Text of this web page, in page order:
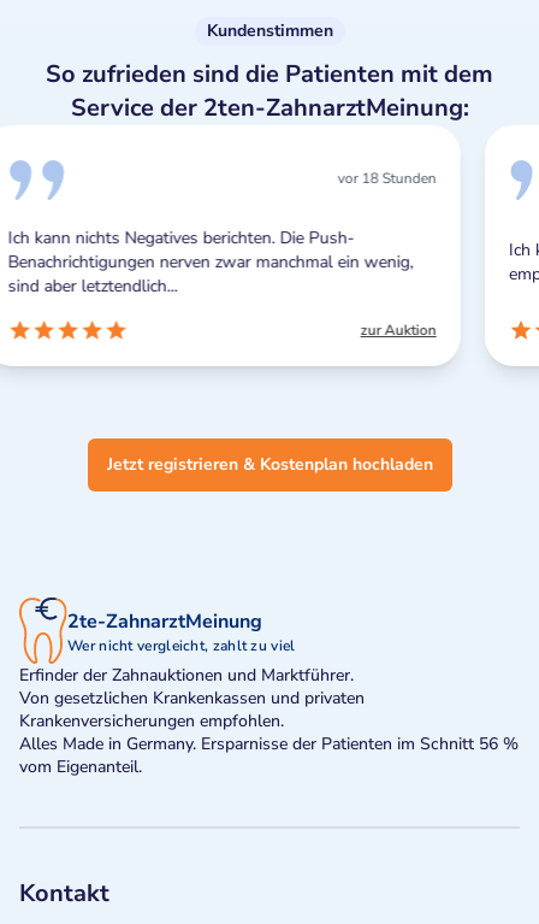
Kundenstimmen
So zufrieden sind die Patienten mit dem
Service der 2ten-ZahnarztMeinung:
vor 1 Tag
Ich kann diesen Service uneingeschränkt weiter
empfehlen.
zur Auktion
Jetzt registrieren & Kostenplan hochladen
2te-ZahnarztMeinung
Wer nicht vergleicht, zahlt zu viel
Erfinder der Zahnauktionen und Marktführer.
Von gesetzlichen Krankenkassen und privaten
Krankenversicherungen empfohlen.
Alles Made in Germany. Ersparnisse der Patienten im Schnitt 56 %
vom Eigenanteil.
Kontakt